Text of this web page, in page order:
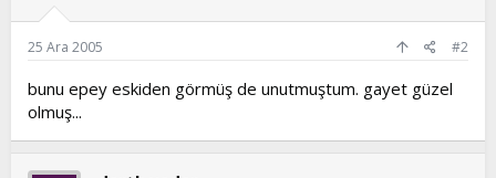
25 Ara 2005 #2
bunu epey eskiden görmüş de unutmuştum. gayet güzel
olmuş...